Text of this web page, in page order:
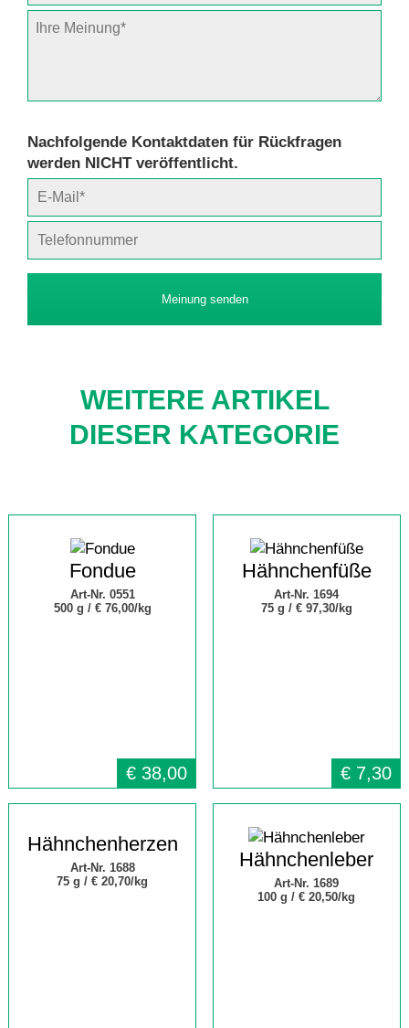
Nachfolgende Kontaktdaten für Rückfragen
werden NICHT veröffentlicht.
Meinung senden
WEITERE ARTIKEL
DIESER KATEGORIE
Fondue
Art-Nr. 0551
500 g / € 76,00/kg
€ 38,00
Hähnchenfüße
Art-Nr. 1694
75 g / € 97,30/kg
€ 7,30
Hähnchenherzen
Art-Nr. 1688
75 g / € 20,70/kg
Hähnchenleber
Art-Nr. 1689
100 g /€ 20,50/kg